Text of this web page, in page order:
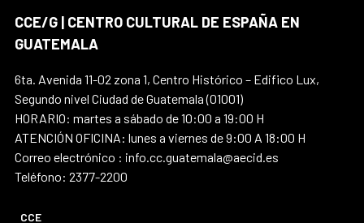
CCE/G | CENTRO CULTURAL DE ESPAÑA EN
GUATEMALA
6ta. Avenida 11-02 zona 1, Centro Histórico – Edifico Lux,
Segundo nivel Ciudad de Guatemala (01001)
HORARIO: martes a sábado de 10:00 a 19:00 H
ATENCIÓN OFICINA: lunes a viernes de 9:00 A 18:00 H
Correo electrónico : info.cc.guatemala@aecid.es
Teléfono: 2377-2200
CCE